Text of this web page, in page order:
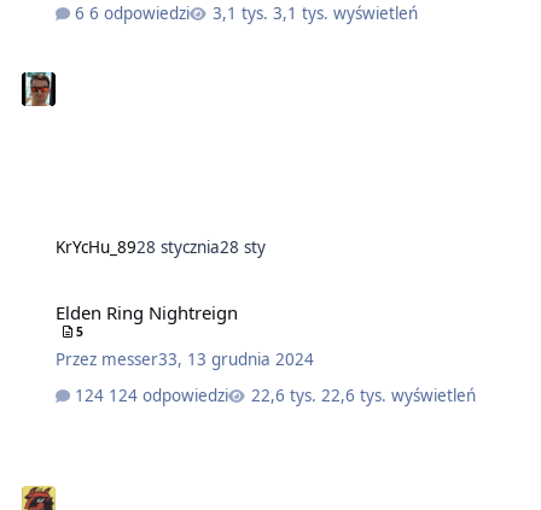
6 odpowiedzi
3,1 tys. wyświetleń
KrYcHu_8928 stycznia28 sty
Elden Ring Nightreign
5
Przez messer33, 13 grudnia 2024
124 odpowiedzi
22,6 tys. wyświetleń